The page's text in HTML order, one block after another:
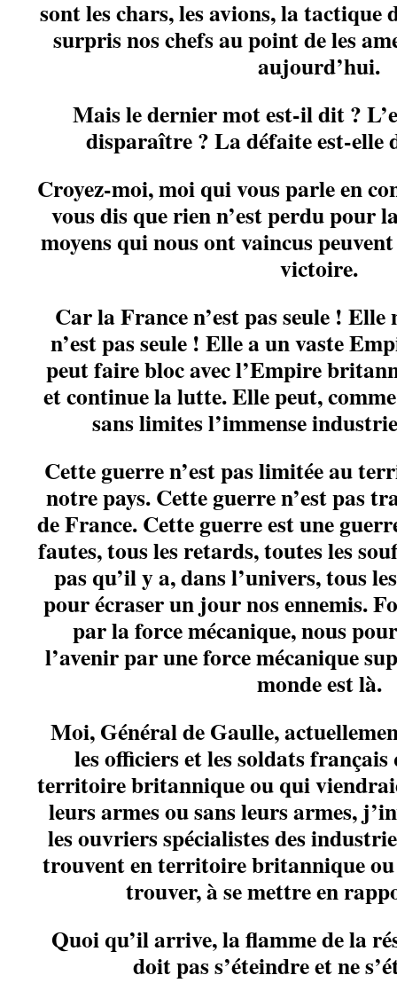
sont les chars, les avions, la tactique
surpris nos chefs au point de les
aujourd’hui.
Mais le dernier mot est-il dit ?
disparaître ? La défaite est-elle
Croyez-moi, moi qui vous parle en
vous dis que rien n’est perdu pour
moyens qui nous ont vaincus
victoire.
Car la France n’est pas seule ! Elle
n’est pas seule ! Elle a un vaste
peut faire bloc avec l’Empire
et continue la lutte. Elle peut,
sans limites l’immense
Cette guerre n’est pas limitée au
notre pays. Cette guerre n’est pas
de France. Cette guerre est une
fautes, tous les retards, toutes les
pas qu’il y a, dans l’univers, tous
pour écraser un jour nos ennemis.
par la force mécanique, nous
l’avenir par une force mécanique
monde est là.
Moi, Général de Gaulle,
les officiers et les soldats
territoire britannique ou qui
leurs armes ou sans leurs armes,
les ouvriers spécialistes des
trouvent en territoire britannique
trouver, à se mettre en
Quoi qu’il arrive, la flamme de la
doit pas s’éteindre et ne